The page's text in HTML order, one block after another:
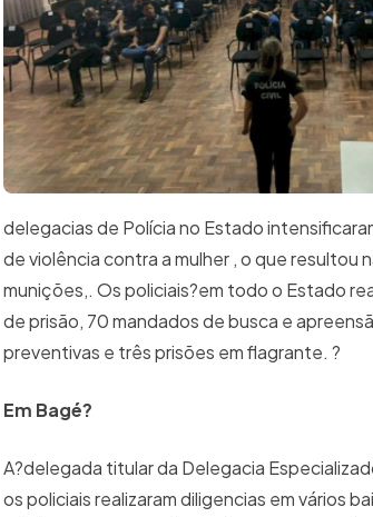
delegacias de Polícia no Estado
de violência contra a mulher , o que resultou
munições,. Os policiais?em todo o Estado
de prisão, 70 mandados de busca e
preventivas e três prisões em flagrante. ?
Em Bagé?
A?delegada titular da Delegacia
os policiais realizaram diligencias em vários